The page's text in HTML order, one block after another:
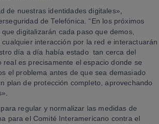
de nuestras identidades digitales»,
de Telefónica. “En los próximos
digitalizarán cada paso que demos,
interacción por la red e interactuarán
día a día había estado tan cerca del
es precisamente el espacio donde se
el problema antes de que sea demasiado
plan de protección completo, aprovechando
regular y normalizar las medidas de
para el Comité Interamericano contra el